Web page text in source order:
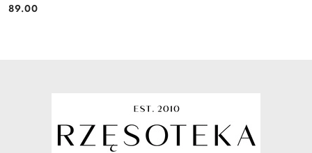
Cena:
89.00